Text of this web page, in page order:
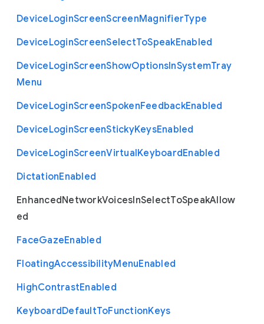
DeviceLoginScreenScreenMagnifierType
DeviceLoginScreenSelectToSpeakEnabled
DeviceLoginScreenShowOptionsInSystemTray
Menu
DeviceLoginScreenSpokenFeedbackEnabled
DeviceLoginScreenStickyKeysEnabled
DeviceLoginScreenVirtualKeyboardEnabled
DictationEnabled
EnhancedNetworkVoicesInSelectToSpeakAllow
ed
FaceGazeEnabled
FloatingAccessibilityMenuEnabled
HighContrastEnabled
KeyboardDefaultToFunctionKeys